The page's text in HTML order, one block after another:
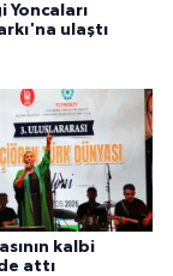
Yoncaları
ulaştı
kalbi
attı